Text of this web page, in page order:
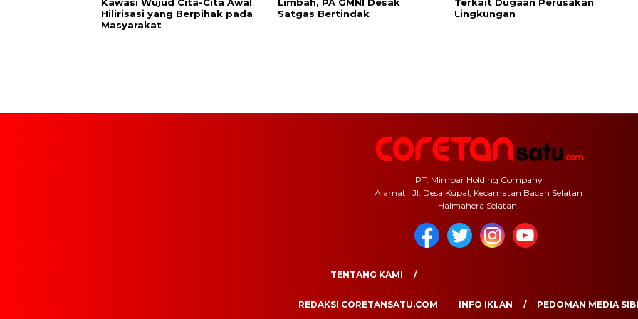
Hilirisasi yang Berpihak pada
Masyarakat
Satgas Bertindak
Lingkungan
PT. Mimbar Holding Company
Alamat : Jl. Desa Kupal, Kecamatan Bacan Selatan
Halmahera Selatan.
TENTANG KAMI
REDAKSI CORETANSATU.COM INFO IKLAN PEDOMAN MEDIA